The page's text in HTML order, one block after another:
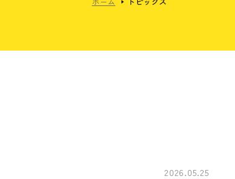
2026.05.25